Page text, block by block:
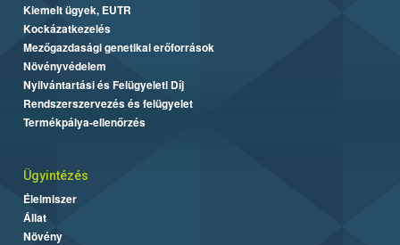
Kiemelt ügyek, EUTR
Kockázatkezelés
Mezőgazdasági genetikai erőforrások
Növényvédelem
Nyilvántartási és Felügyeleti Díj
Rendszerszervezés és felügyelet
Termékpálya-ellenőrzés
Ügyintézés
Élelmiszer
Állat
Növény